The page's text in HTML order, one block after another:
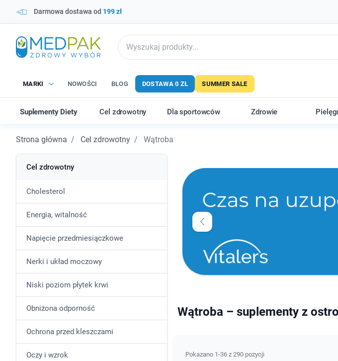
Darmowa dostawa od 199 zł
MARKI NOWOŚCI BLOG DOSTAWA 0 ZŁ SUMMER SALE
Suplementy Diety Cel zdrowotny Dla sportowców Zdrowie
Strona główna Cel zdrowotny Wątroba
Cel zdrowotny
Cholesterol
Energia, witalność
Napięcie przedmiesiączkowe
Nerki i układ moczowy
Niski poziom płytek krwi
Obniżona odporność
Ochrona przed kleszczami
Oczy i wzrok
Wątroba – suplementy z
Pokazano 1-36 z 290 pozycji